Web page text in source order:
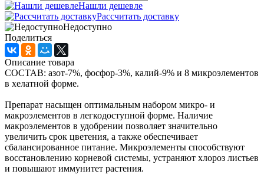
Нашли дешевле
Рассчитать доставку
Недоступно
Поделиться
Описание товара
СОСТАВ: азот-7%, фосфор-3%, калий-9% и 8 микроэлементов
в хелатной форме.
Препарат насыщен оптимальным набором микро- и
макроэлементов в легкодоступной форме. Наличие
макроэлементов в удобрении позволяет значительно
увеличить срок цветения, а также обеспечивает
сбалансированное питание. Микроэлементы способствуют
восстановлению корневой системы, устраняют хлороз листьев
и повышают иммунитет растения.